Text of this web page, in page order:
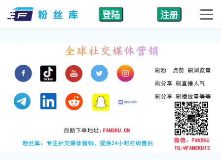
登陆 注册